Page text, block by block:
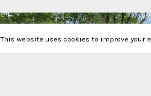
This website uses cookies to improve your